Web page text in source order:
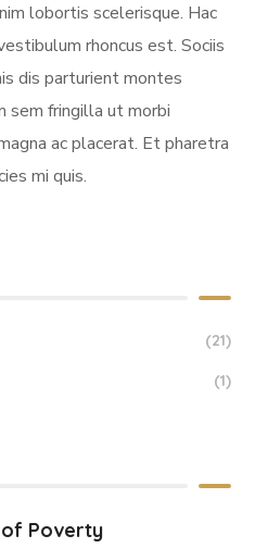
lobortis scelerisque. Hac
rhoncus est. Sociis
dis parturient montes
sem fringilla ut morbi
ac placerat. Et pharetra
mi quis.
(21)
(1)
of Poverty